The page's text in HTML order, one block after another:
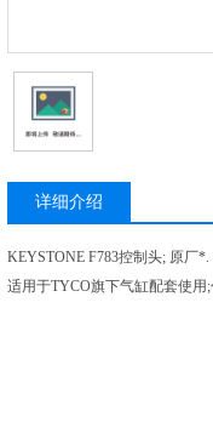
详细介绍
KEYSTONE F783控制头; 原厂*.
适用于TYCO旗下气缸配套使用